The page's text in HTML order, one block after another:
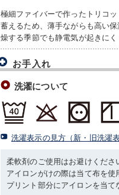
極細ファイバーで作ったトリコ
蓄えるため、薄手ながらも高い
燥する季節でも静電気が起きにく
お手入れ
洗濯について
洗濯表示の見方（新・旧洗濯
柔軟剤のご使用はお避けくださ
アイロンがけの際は当て布を使
プリント部分にアイロンを当て